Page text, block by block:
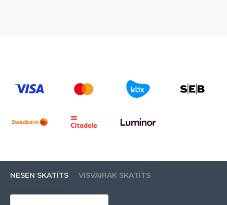
NESEN SKATĪTS VISVAIRĀK SKATĪTS